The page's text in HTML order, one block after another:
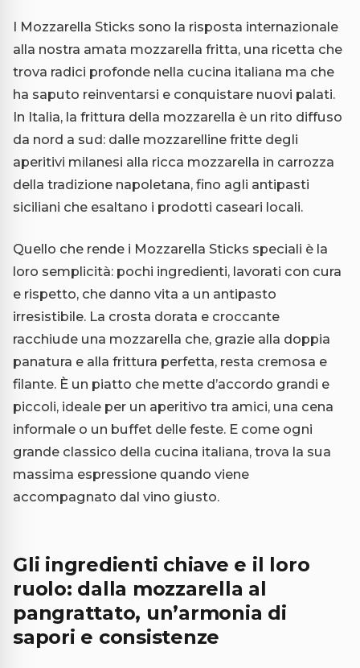
I Mozzarella Sticks sono la risposta internazionale
alla nostra amata mozzarella fritta, una ricetta che
trova radici profonde nella cucina italiana ma che
ha saputo reinventarsi e conquistare nuovi palati.
In Italia, la frittura della mozzarella è un rito diffuso
da nord a sud: dalle mozzarelline fritte degli
aperitivi milanesi alla ricca mozzarella in carrozza
della tradizione napoletana, fino agli antipasti
siciliani che esaltano i prodotti caseari locali.
Quello che rende i Mozzarella Sticks speciali è la
loro semplicità: pochi ingredienti, lavorati con cura
e rispetto, che danno vita a un antipasto
irresistibile. La crosta dorata e croccante
racchiude una mozzarella che, grazie alla doppia
panatura e alla frittura perfetta, resta cremosa e
filante. È un piatto che mette d’accordo grandi e
piccoli, ideale per un aperitivo tra amici, una cena
informale o un buffet delle feste. E come ogni
grande classico della cucina italiana, trova la sua
massima espressione quando viene
accompagnato dal vino giusto.
Gli ingredienti chiave e il loro
ruolo: dalla mozzarella al
pangrattato, un’armonia di
sapori e consistenze